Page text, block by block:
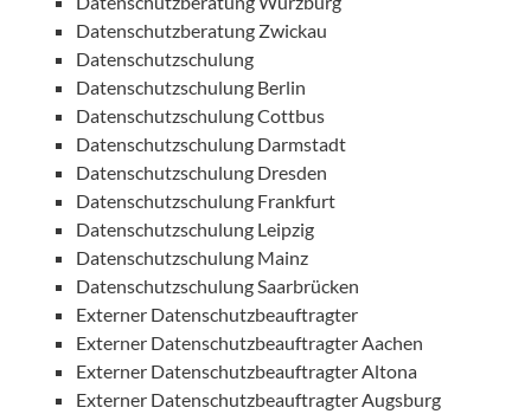
Datenschutzberatung Zwickau
Datenschutzschulung
Datenschutzschulung Berlin
Datenschutzschulung Cottbus
Datenschutzschulung Darmstadt
Datenschutzschulung Dresden
Datenschutzschulung Frankfurt
Datenschutzschulung Leipzig
Datenschutzschulung Mainz
Datenschutzschulung Saarbrücken
Externer Datenschutzbeauftragter
Externer Datenschutzbeauftragter Aachen
Externer Datenschutzbeauftragter Altona
Externer Datenschutzbeauftragter Augsburg